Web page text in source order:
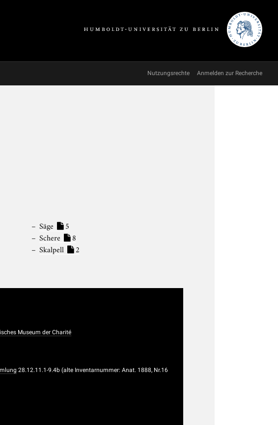
Nutzungsrechte Anmelden zur Recherche
Säge
5
Schere
8
Skalpell
2
Museum der Charité
28.12.11.1-9.4b (alte Inventarnummer: Anat. 1888, Nr.16